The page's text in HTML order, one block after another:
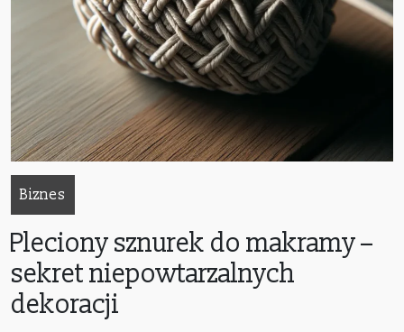
Biznes
Pleciony sznurek do makramy –
sekret niepowtarzalnych
dekoracji